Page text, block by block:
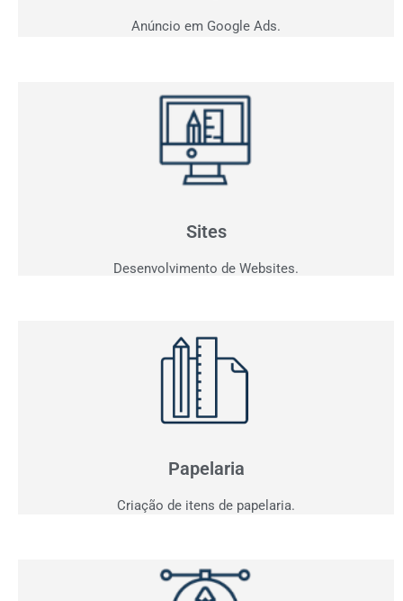
Anúncio em Google Ads.
Sites
Desenvolvimento de Websites.
Quer vender pela internet? Desenvolvemos sites
Papelaria
Criação de itens de papelaria.
Não basta ser bom. Precisa mostrar que é!